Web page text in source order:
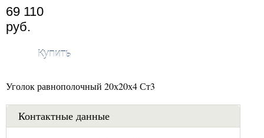
69 110
руб.
Купить
Уголок равнополочный 20х20х4 Ст3
Контактные данные